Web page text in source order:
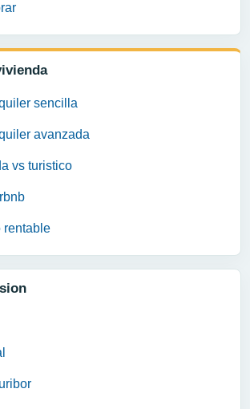
sencilla
avanzada
vs turistico
rentable